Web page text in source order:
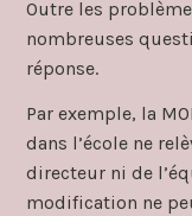
Outre les
nombreuses
réponse.
Par exemple, la
dans l’école ne
directeur ni de
modification ne